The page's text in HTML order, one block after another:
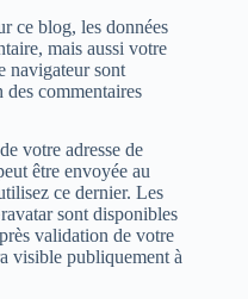
ce blog, les données
mais aussi votre
navigateur sont
des commentaires
votre adresse de
être envoyée au
ce dernier. Les
sont disponibles
validation de votre
visible publiquement à